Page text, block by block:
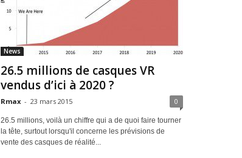
News
26.5 millions de casques VR
vendus d’ici à 2020 ?
Rmax - 23 mars 2015 0
26.5 millions, voilà un chiffre qui a de quoi faire tourner
la tête, surtout lorsqu'il concerne les prévisions de
vente des casques de réalité...